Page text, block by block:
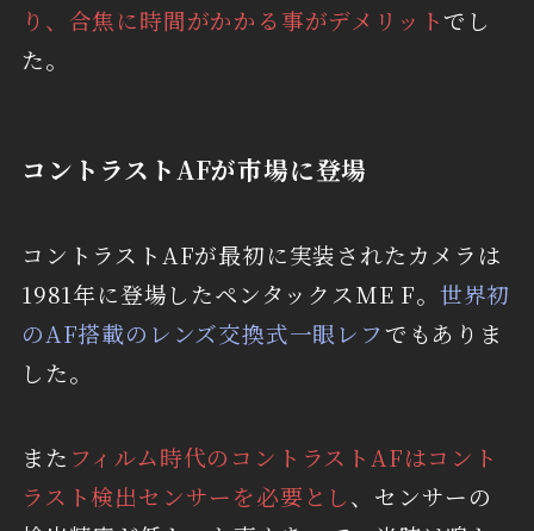
り、合焦に時間がかかる事がデメリットでし
た。
コントラストAFが市場に登場
コントラストAFが最初に実装されたカメラは
1981年に登場したペンタックスME F。 世界初
のAF搭載のレンズ交換式一眼レフ でもありま
した。
また フィルム時代のコントラストAFはコント
ラスト検出センサーを必要とし、センサーの